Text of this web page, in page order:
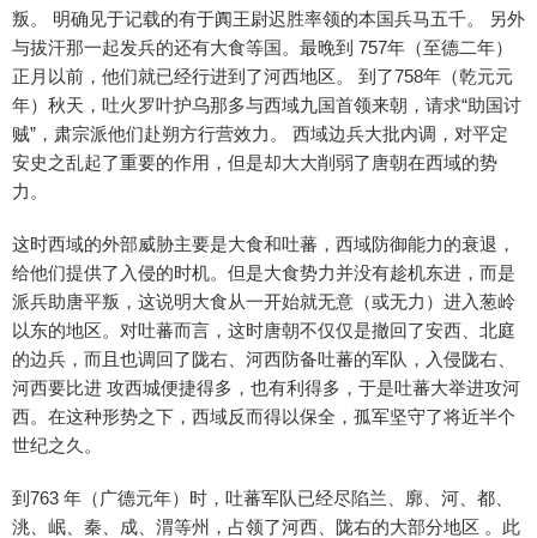
叛。 明确见于记载的有于阗王尉迟胜率领的本国兵马五千。 另外
与拔汗那一起发兵的还有大食等国。最晚到 757年（至德二年）
正月以前，他们就已经行进到了河西地区。 到了758年（乾元元
年）秋天，吐火罗叶护乌那多与西域九国首领来朝，请求“助国讨
贼”，肃宗派他们赴朔方行营效力。 西域边兵大批内调，对平定
安史之乱起了重要的作用，但是却大大削弱了唐朝在西域的势
力。
这时西域的外部威胁主要是大食和吐蕃，西域防御能力的衰退，
给他们提供了入侵的时机。但是大食势力并没有趁机东进，而是
派兵助唐平叛，这说明大食从一开始就无意（或无力）进入葱岭
以东的地区。对吐蕃而言，这时唐朝不仅仅是撤回了安西、北庭
的边兵，而且也调回了陇右、河西防备吐蕃的军队，入侵陇右、
河西要比进 攻西城便捷得多，也有利得多，于是吐蕃大举进攻河
西。在这种形势之下，西域反而得以保全，孤军坚守了将近半个
世纪之久。
到763 年（广德元年）时，吐蕃军队已经尽陷兰、廓、河、都、
洮、岷、秦、成、渭等州，占领了河西、陇右的大部分地区 。此